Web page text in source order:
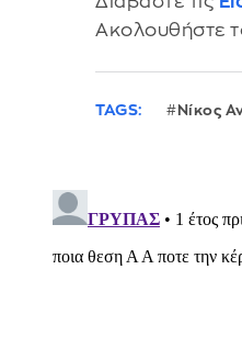
Ακολουθήστε
TAGS: Νίκος